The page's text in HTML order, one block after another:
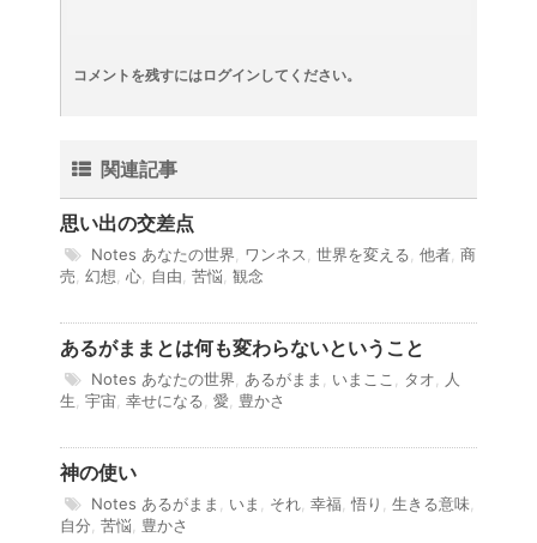
コメントを残すにはログインしてください。
関連記事
思い出の交差点
Notes あなたの世界 ワンネス 世界を変える 他者 商
売 幻想 心 自由 苦悩 観念
あるがままとは何も変わらないということ
Notes あなたの世界 あるがまま いまここ タオ
人
生 宇宙 幸せになる 愛 豊かさ
神の使い
Notes あるがまま いま それ 幸福 悟り 生きる意味
自分 苦悩 豊かさ